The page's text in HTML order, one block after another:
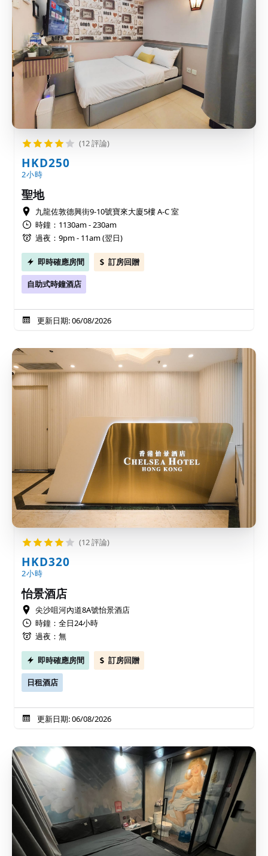
(12 評論)
HKD250
2小時
聖地
九龍佐敦德興街9-10號寶來大廈5樓 A-C 室
時鐘：1130am - 230am
過夜：9pm - 11am (翌日)
即時確應房間 訂房回贈
自助式時鐘酒店
更新日期: 06/08/2026
(12 評論)
HKD320
2小時
怡景酒店
尖沙咀河內道8A號怡景酒店
時鐘：全日24小時
過夜：無
即時確應房間 訂房回贈
日租酒店
更新日期: 06/08/2026